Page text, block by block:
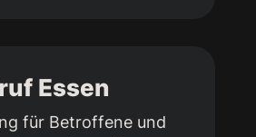
Essen
für Betroffene und